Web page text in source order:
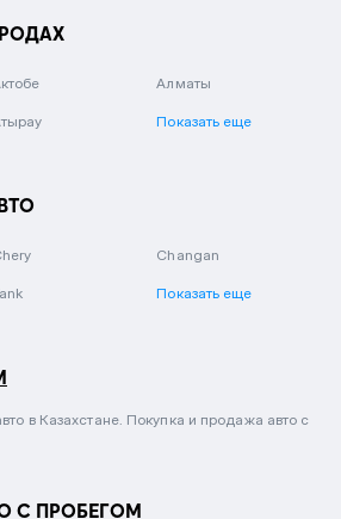
Алматы
Показать еще
Changan
Показать еще
в Казахстане. Покупка и продажа авто с
С ПРОБЕГОМ